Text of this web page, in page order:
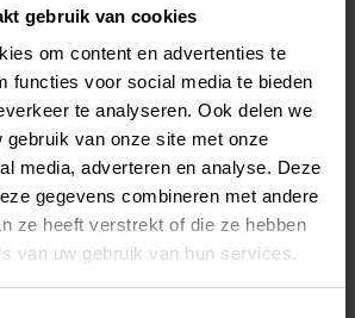
gebruik van cookies
om content en advertenties te
functies voor social media te bieden
te analyseren. Ook delen we
gebruik van onze site met onze
media, adverteren en analyse. Deze
gegevens combineren met andere
ze heeft verstrekt of die ze hebben
van uw gebruik van hun services.
long-swingarm-ontwerp voor
met dikke vulling en low-
voor lange ritten
dat je zowel ontspannen
rijden, afhankelijk van je